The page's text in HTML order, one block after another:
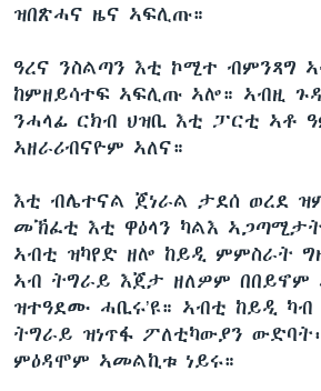
ዝበጽሓና ዜና ኣፍሊጡ።
ዓረና ንስልጣን እቲ ኮሚተ ብምንጻግ
ከምዘይሳተፍ ኣፍሊጡ ኣሎ። ኣብዚ
ንሓላፊ ርክብ ህዝቢ እቲ ፓርቲ ኣቶ
ኣዘራሪብናዮም ኣለና።
እቲ ብሌተናል ጀነራል ታደሰ ወረደ
መኽፈቲ እቲ ዋዕላን ካልእ
ኣብቲ ዝካየድ ዘሎ ከይዲ ምምስራት
ኣብ ትግራይ እጀታ ዘለዎም በበይኖም
ዝተዓደሙ ሓቢሩ’ዩ። ኣብቲ ከይዲ ካብ
ትግራይ ዝነጥፋ ፖለቲካውያን
ምዕዳሞም ኣመልኪቱ ነይሩ።